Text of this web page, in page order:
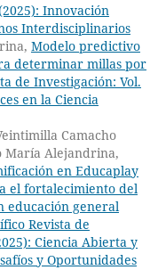
Innovación
Interdisciplinarios
Modelo predictivo
determinar millas por
de Investigación: Vol.
en la Ciencia
Camacho
María Alejandrina,
en Educaplay
el fortalecimiento del
educación general
Revista de
Ciencia Abierta y
y Oportunidades